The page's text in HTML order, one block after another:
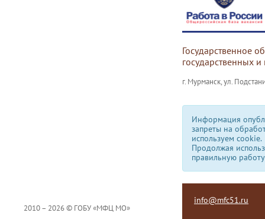
Государственное
государственных
г. Мурманск, ул.
Информация
запреты на
используем сookie.
Продолжая
правильную
2010 – 2026 © ГОБУ «МФЦ МО»
info@mfc51.ru